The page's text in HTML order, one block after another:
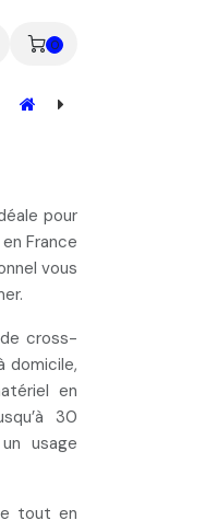
0
pour
France
vous
.
cross-
domicile,
en
30
usage
tout en